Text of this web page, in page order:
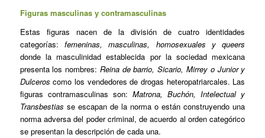
Figuras masculinas y contramasculinas
Estas figuras nacen de la división de cuatro identidades
categorías: femeninas, masculinas, homosexuales y queers
donde la masculinidad establecida por la sociedad mexicana
presenta los nombres: Reina de barrio, Sicario, Mirrey o Junior y
Dulceros como los vendedores de drogas heteropatriarcales. Las
figuras contramasculinas son: Matrona, Buchón, Intelectual y
Transbestias se escapan de la norma o están construyendo una
norma adversa del poder criminal, de acuerdo al orden categórico
se presentan la descripción de cada una.